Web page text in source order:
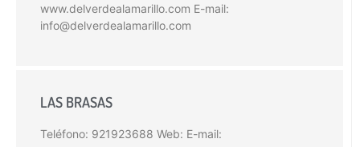
www.delverdealamarillo.com E-mail:
info@delverdealamarillo.com
LAS BRASAS
Teléfono: 921923688 Web: E-mail: